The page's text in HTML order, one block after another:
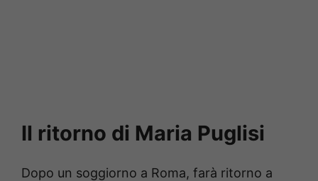
Il ritorno di Maria Puglisi
Dopo un soggiorno a Roma, farà ritorno a